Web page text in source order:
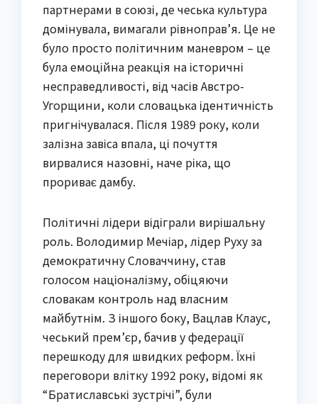
партнерами в союзі, де чеська культура
домінувала, вимагали рівноправ’я. Це не
було просто політичним маневром – це
була емоційна реакція на історичні
несправедливості, від часів Австро-
Угорщини, коли словацька ідентичність
пригнічувалася. Після 1989 року, коли
залізна завіса впала, ці почуття
вирвалися назовні, наче ріка, що
прориває дамбу.
Політичні лідери відіграли вирішальну
роль. Володимир Мечіар, лідер Руху за
демократичну Словаччину, став
голосом націоналізму, обіцяючи
словакам контроль над власним
майбутнім. З іншого боку, Вацлав Клаус,
чеський прем’єр, бачив у федерації
перешкоду для швидких реформ. Їхні
переговори влітку 1992 року, відомі як
“Братиславські зустрічі”, були